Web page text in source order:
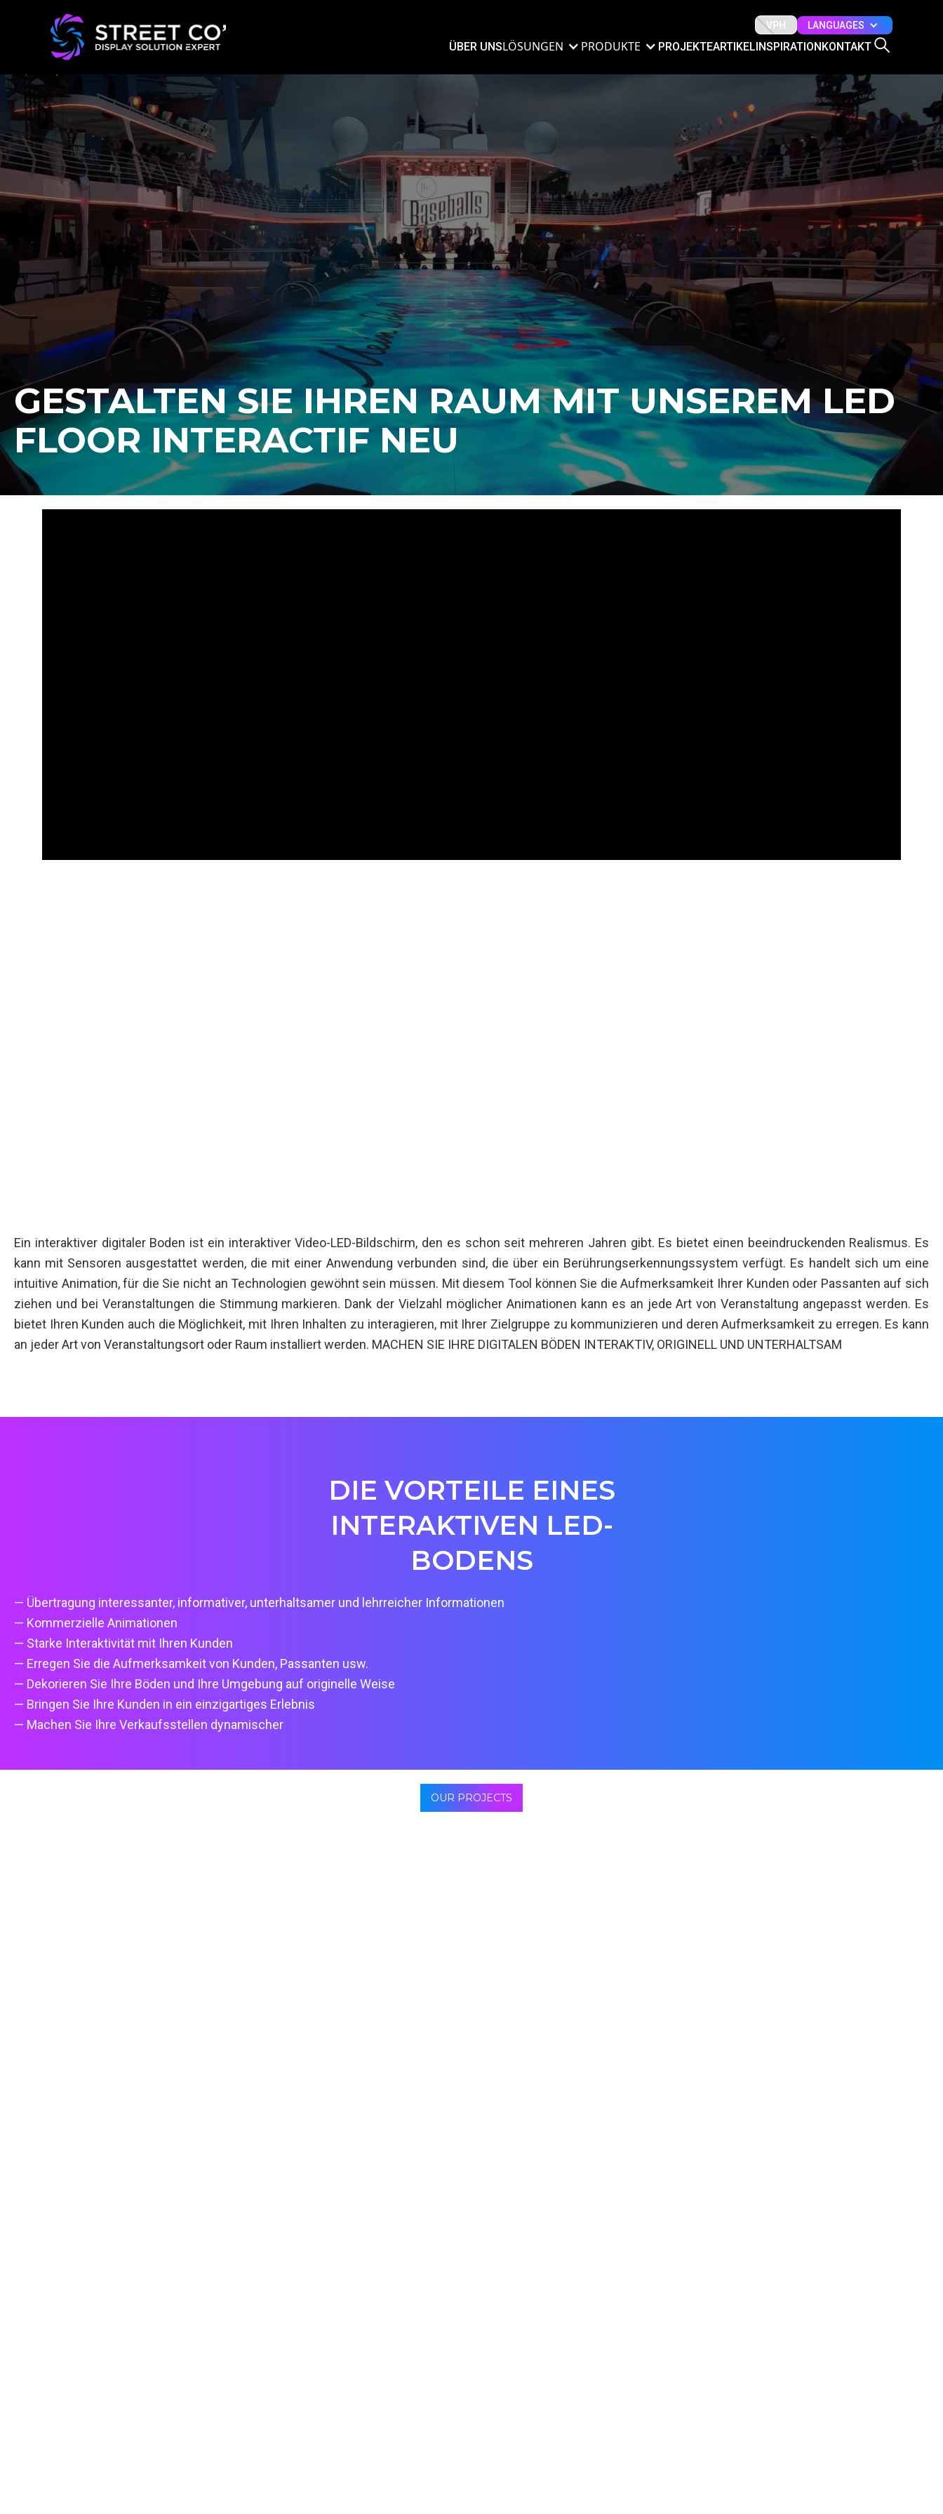
VPH LANGUAGES
ÜBER UNSLÖSUNGEN PRODUKTE PROJEKTEARTIKELINSPIRATIONKONTAKT
GESTALTEN SIE IHREN RAUM MIT UNSEREM LED
FLOOR INTERACTIF NEU
Ein interaktiver digitaler Boden ist ein interaktiver Video-LED-Bildschirm, den es schon seit mehreren Jahren gibt. Es bietet einen beeindruckenden Realismus. Es
kann mit Sensoren ausgestattet werden, die mit einer Anwendung verbunden sind, die über ein Berührungserkennungssystem verfügt. Es handelt sich um eine
intuitive Animation, für die Sie nicht an Technologien gewöhnt sein müssen. Mit diesem Tool können Sie die Aufmerksamkeit Ihrer Kunden oder Passanten auf sich
ziehen und bei Veranstaltungen die Stimmung markieren. Dank der Vielzahl möglicher Animationen kann es an jede Art von Veranstaltung angepasst werden. Es
bietet Ihren Kunden auch die Möglichkeit, mit Ihren Inhalten zu interagieren, mit Ihrer Zielgruppe zu kommunizieren und deren Aufmerksamkeit zu erregen. Es kann
an jeder Art von Veranstaltungsort oder Raum installiert werden. MACHEN SIE IHRE DIGITALEN BÖDEN INTERAKTIV, ORIGINELL UND UNTERHALTSAM
DIE VORTEILE EINES
INTERAKTIVEN LED-
BODENS
— Übertragung interessanter, informativer, unterhaltsamer und lehrreicher Informationen
— Kommerzielle Animationen
— Starke Interaktivität mit Ihren Kunden
— Erregen Sie die Aufmerksamkeit von Kunden, Passanten usw.
— Dekorieren Sie Ihre Böden und Ihre Umgebung auf originelle Weise
— Bringen Sie Ihre Kunden in ein einzigartiges Erlebnis
— Machen Sie Ihre Verkaufsstellen dynamischer
OUR PROJECTS